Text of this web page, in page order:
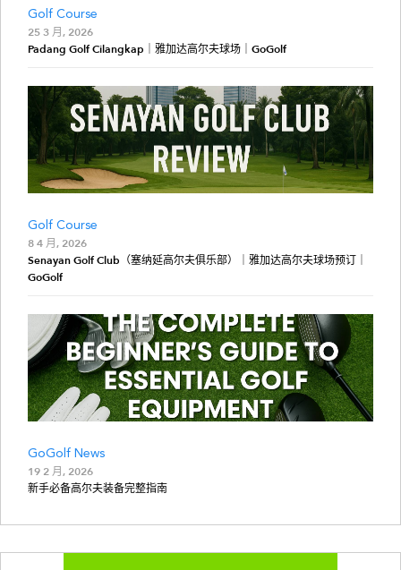
Golf Course
25 3 月, 2026
Padang Golf Cilangkap｜雅加达高尔夫球场｜GoGolf
Golf Course
8 4 月, 2026
Senayan Golf Club（塞纳延高尔夫俱乐部）｜雅加达高尔夫球场预订｜
GoGolf
GoGolf News
19 2 月, 2026
新手必备高尔夫装备完整指南